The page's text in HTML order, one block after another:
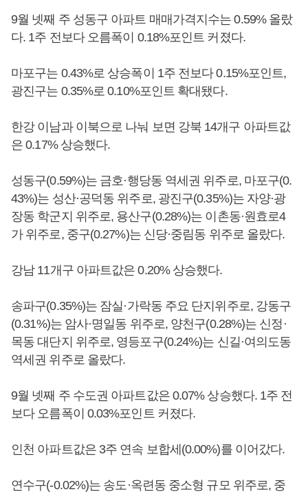
9월 넷째 주 성동구 아파트 매매가격지수는 0.59% 올랐
다. 1주 전보다 오름폭이 0.18%포인트 커졌다.
마포구는 0.43%로 상승폭이 1주 전보다 0.15%포인트,
광진구는 0.35%로 0.10%포인트 확대됐다.
한강 이남과 이북으로 나눠 보면 강북 14개구 아파트값
은 0.17% 상승했다.
성동구(0.59%)는 금호·행당동 역세권 위주로, 마포구(0.
43%)는 성산·공덕동 위주로, 광진구(0.35%)는 자양·광
장동 학군지 위주로, 용산구(0.28%)는 이촌동·원효로4
가 위주로, 중구(0.27%)는 신당·중림동 위주로 올랐다.
강남 11개구 아파트값은 0.20% 상승했다.
송파구(0.35%)는 잠실·가락동 주요 단지위주로, 강동구
(0.31%)는 암사·명일동 위주로, 양천구(0.28%)는 신정·
목동 대단지 위주로, 영등포구(0.24%)는 신길·여의도동
역세권 위주로 올랐다.
9월 넷째 주 수도권 아파트값은 0.07% 상승했다. 1주 전
보다 오름폭이 0.03%포인트 커졌다.
인천 아파트값은 3주 연속 보합세(0.00%)를 이어갔다.
연수구(-0.02%)는 송도·옥련동 중소형 규모 위주로, 중